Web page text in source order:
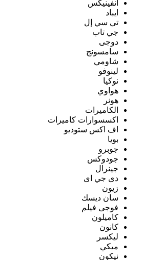
انفينيكس
ايباد
تي سي إل
جي تاب
دوجى
سامسونج
شاومي
لينوفو
نوكيا
هواوي
هونر
الكاميرات
اكسسوارات كاميرات
اف اكس ستوديو
بويا
جوبرو
جودوكس
جينرال
دى جي اى
زيون
سان ديسك
فوجى فيلم
كاميلون
كانون
ليكسر
ميكي
نيكون